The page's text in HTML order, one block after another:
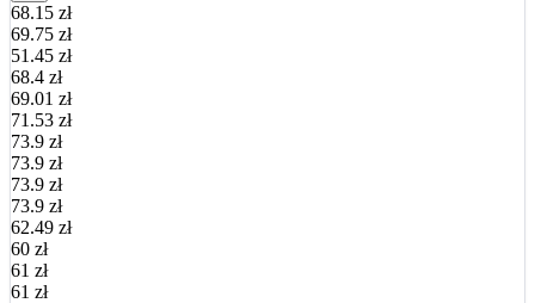
68.15 zł
69.75 zł
51.45 zł
68.4 zł
69.01 zł
71.53 zł
73.9 zł
73.9 zł
73.9 zł
73.9 zł
62.49 zł
60 zł
61 zł
61 zł